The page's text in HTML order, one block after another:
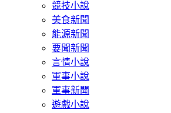
競技小說
美食新聞
能源新聞
要聞新聞
言情小說
軍事小說
軍事新聞
遊戲小說